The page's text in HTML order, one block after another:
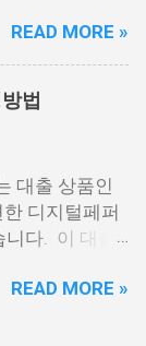
신사를 이용한
받을 수 있
우, 소액 대
나 통신사 대
에게는 매우
사 대출은 휴대
급을 부여하
립니다. 📌 목
100만원 대
환자대출 3.
대출 4. 햇살
웰컴저축은
디트대부 10.
11. 결론 1. 소
터 시작된 정
READ MORE »
법
대출 상품인
디지털페퍼
다. 이 대출
서 분들과 같이
READ MORE »